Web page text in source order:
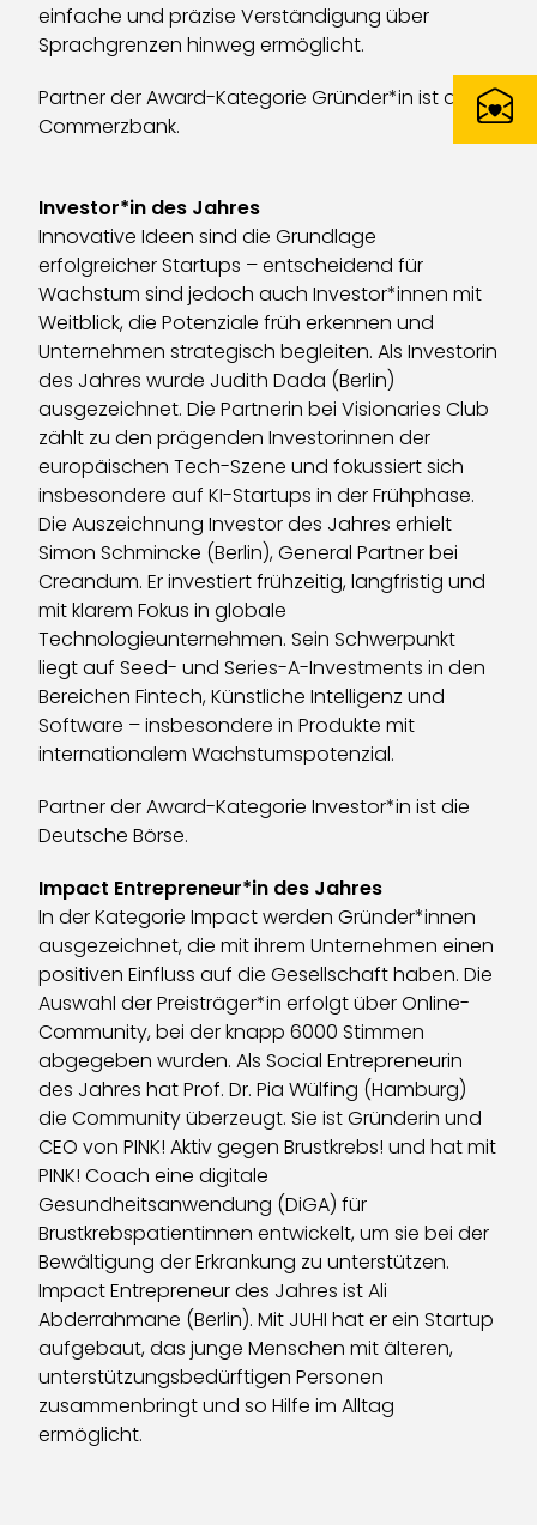
einfache und präzise Verständigung über
Sprachgrenzen hinweg ermöglicht.
Partner der Award-Kategorie Gründer*in ist die
Commerzbank.
Investor*in des Jahres
Innovative Ideen sind die Grundlage
erfolgreicher Startups – entscheidend für
Wachstum sind jedoch auch Investor*innen mit
Weitblick, die Potenziale früh erkennen und
Unternehmen strategisch begleiten. Als Investorin
des Jahres wurde Judith Dada (Berlin)
ausgezeichnet. Die Partnerin bei Visionaries Club
zählt zu den prägenden Investorinnen der
europäischen Tech-Szene und fokussiert sich
insbesondere auf KI-Startups in der Frühphase.
Die Auszeichnung Investor des Jahres erhielt
Simon Schmincke (Berlin), General Partner bei
Creandum. Er investiert frühzeitig, langfristig und
mit klarem Fokus in globale
Technologieunternehmen. Sein Schwerpunkt
liegt auf Seed- und Series-A-Investments in den
Bereichen Fintech, Künstliche Intelligenz und
Software – insbesondere in Produkte mit
internationalem Wachstumspotenzial.
Partner der Award-Kategorie Investor*in ist die
Deutsche Börse.
Impact Entrepreneur*in des Jahres
In der Kategorie Impact werden Gründer*innen
ausgezeichnet, die mit ihrem Unternehmen einen
positiven Einfluss auf die Gesellschaft haben. Die
Auswahl der Preisträger*in erfolgt über Online-
Community, bei der knapp 6000 Stimmen
abgegeben wurden. Als Social Entrepreneurin
des Jahres hat Prof. Dr. Pia Wülfing (Hamburg)
die Community überzeugt. Sie ist Gründerin und
CEO von PINK! Aktiv gegen Brustkrebs! und hat mit
PINK! Coach eine digitale
Gesundheitsanwendung (DiGA) für
Brustkrebspatientinnen entwickelt, um sie bei der
Bewältigung der Erkrankung zu unterstützen.
Impact Entrepreneur des Jahres ist Ali
Abderrahmane (Berlin). Mit JUHI hat er ein Startup
aufgebaut, das junge Menschen mit älteren,
unterstützungsbedürftigen Personen
zusammenbringt und so Hilfe im Alltag
ermöglicht.